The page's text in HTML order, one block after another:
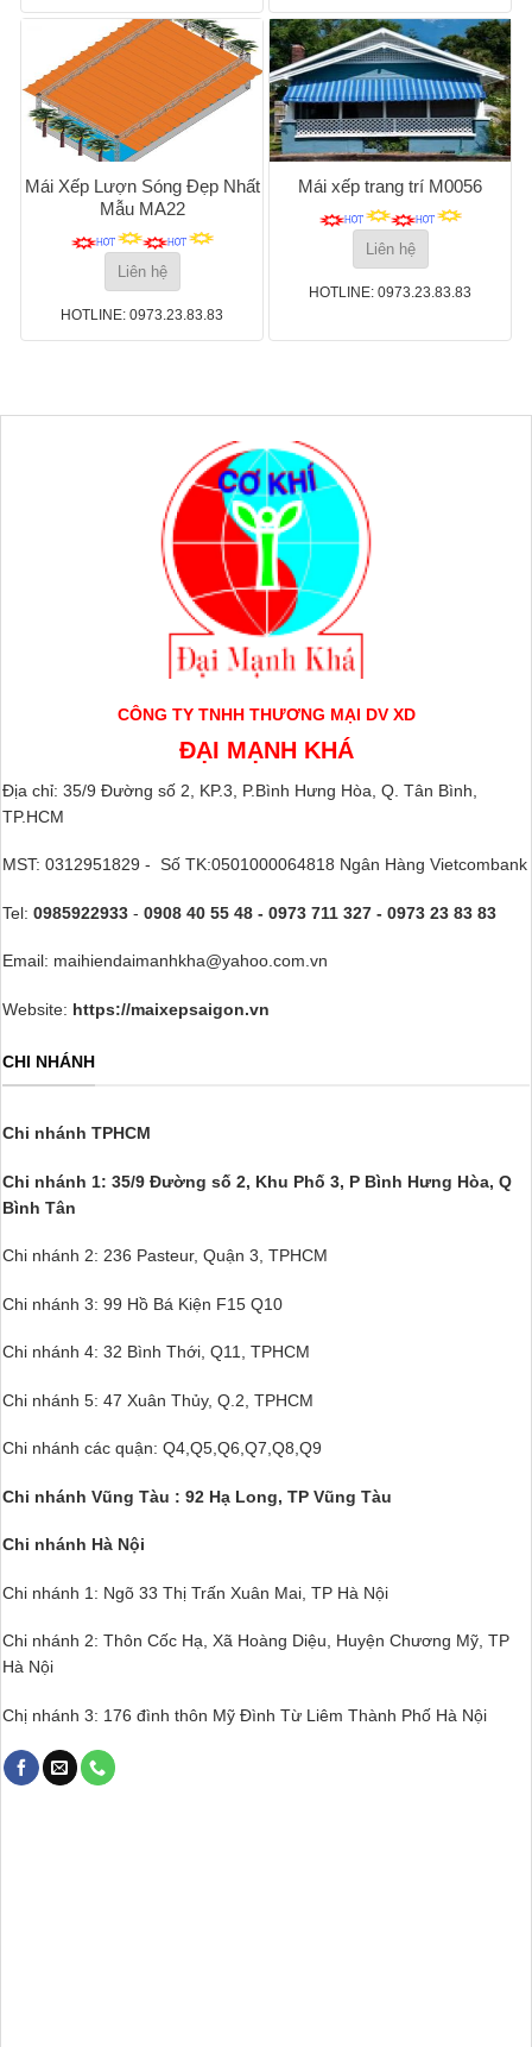
Mái Xếp Lượn Sóng Đẹp Nhất
Mẫu MA22
Liên hệ
HOTLINE: 0973.23.83.83
Mái xếp trang trí M0056
Liên hệ
HOTLINE: 0973.23.83.83
CÔNG TY TNHH THƯƠNG MẠI DV XD
ĐẠI MẠNH KHÁ
Địa chỉ: 35/9 Đường số 2, KP.3, P.Bình Hưng Hòa, Q. Tân Bình,
TP.HCM
MST: 0312951829 - Số TK:0501000064818 Ngân Hàng Vietcombank
Tel: 0985922933 - 0908 40 55 48 - 0973 711 327 - 0973 23 83 83
Email: maihiendaimanhkha@yahoo.com.vn
Website: https://maixepsaigon.vn
CHI NHÁNH
Chi nhánh TPHCM
Chi nhánh 1: 35/9 Đường số 2, Khu Phố 3, P Bình Hưng Hòa, Q
Bình Tân
Chi nhánh 2: 236 Pasteur, Quận 3, TPHCM
Chi nhánh 3: 99 Hồ Bá Kiện F15 Q10
Chi nhánh 4: 32 Bình Thới, Q11, TPHCM
Chi nhánh 5: 47 Xuân Thủy, Q.2, TPHCM
Chi nhánh các quận: Q4,Q5,Q6,Q7,Q8,Q9
Chi nhánh Vũng Tàu : 92 Hạ Long, TP Vũng Tàu
Chi nhánh Hà Nội
Chi nhánh 1: Ngõ 33 Thị Trấn Xuân Mai, TP Hà Nội
Chi nhánh 2: Thôn Cốc Hạ, Xã Hoàng Diệu, Huyện Chương Mỹ, TP
Hà Nội
Chị nhánh 3: 176 đình thôn Mỹ Đình Từ Liêm Thành Phố Hà Nội